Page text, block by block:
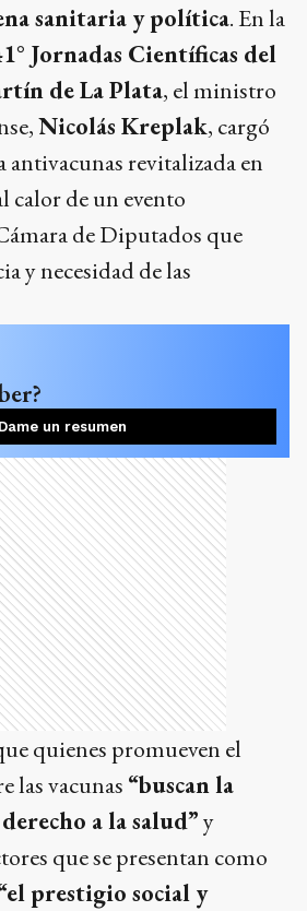
sanitaria y política. En la
Jornadas Científicas del
de La Plata, el ministro
Nicolás Kreplak, cargó
antivacunas revitalizada en
calor de un evento
de Diputados que
y necesidad de las
Dame un resumen
quienes promueven el
las vacunas “buscan la
a la salud”y
que se presentan como
prestigio social y